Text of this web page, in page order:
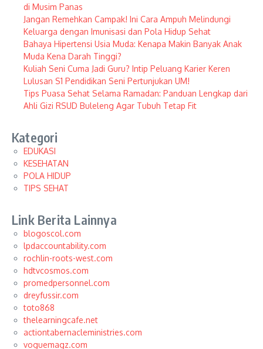
di Musim Panas
Jangan Remehkan Campak! Ini Cara Ampuh Melindungi
Keluarga dengan Imunisasi dan Pola Hidup Sehat
Bahaya Hipertensi Usia Muda: Kenapa Makin Banyak Anak
Muda Kena Darah Tinggi?
Kuliah Seni Cuma Jadi Guru? Intip Peluang Karier Keren
Lulusan S1 Pendidikan Seni Pertunjukan UM!
Tips Puasa Sehat Selama Ramadan: Panduan Lengkap dari
Ahli Gizi RSUD Buleleng Agar Tubuh Tetap Fit
Kategori
EDUKASI
KESEHATAN
POLA HIDUP
TIPS SEHAT
Link Berita Lainnya
blogoscol.com
lpdaccountability.com
rochlin-roots-west.com
hdtvcosmos.com
promedpersonnel.com
dreyfussir.com
toto868
thelearningcafe.net
actiontabernacleministries.com
voguemagz.com